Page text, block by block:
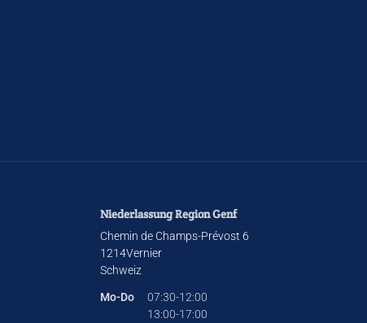
Niederlassung Region Genf
Chemin de Champs-Prévost 6
1214Vernier
Schweiz
Mo-Do
07:30-12:00
13:00-17:00